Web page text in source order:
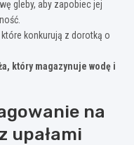
gleby, aby zapobiec jej
konkurują z dorotką o
który magazynuje wodę i
na
upałami